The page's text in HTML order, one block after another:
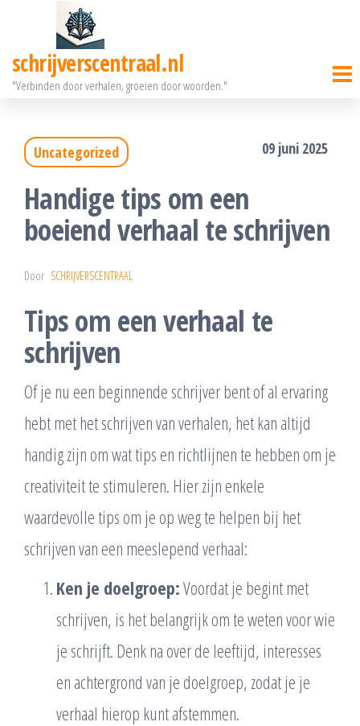
deschrijverscentraal.nl
"Verbinden door verhalen, groeien door woorden."
Uncategorized 09 juni 2025
Handige tips om een
boeiend verhaal te schrijven
Door SCHRIJVERSCENTRAAL
Tips om een verhaal te
schrijven
Of je nu een beginnende schrijver bent of al ervaring
hebt met het schrijven van verhalen, het kan altijd
handig zijn om wat tips en richtlijnen te hebben om je
creativiteit te stimuleren. Hier zijn enkele
waardevolle tips om je op weg te helpen bij het
schrijven van een meeslepend verhaal:
Ken je doelgroep:Voordat je begint met
schrijven, is het belangrijk om te weten voor wie
je schrijft. Denk na over de leeftijd, interesses
en achtergrond van je doelgroep, zodat je je
verhaal hierop kunt afstemmen.